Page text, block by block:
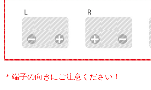
＊端子の向きにご注意ください！